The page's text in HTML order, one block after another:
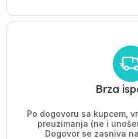
Brza
Po dogovoru sa kupcem,
preuzimanja (ne i
Dogovor se zasniva